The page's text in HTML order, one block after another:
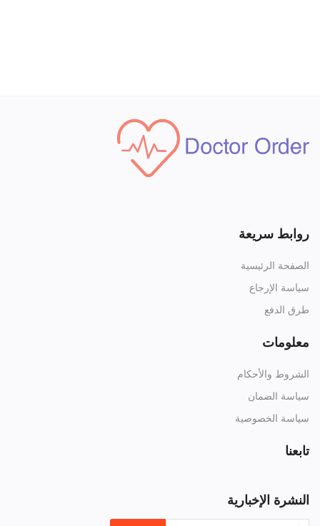
روابط سريعة
الصفحة الرئيسية
سياسة الإرجاع
طرق الدفع
معلومات
الشروط والأحكام
سياسة الضمان
سياسة الخصوصية
تابعنا
النشرة الإخبارية